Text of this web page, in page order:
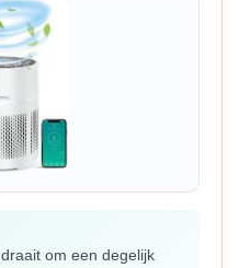
om een degelijk